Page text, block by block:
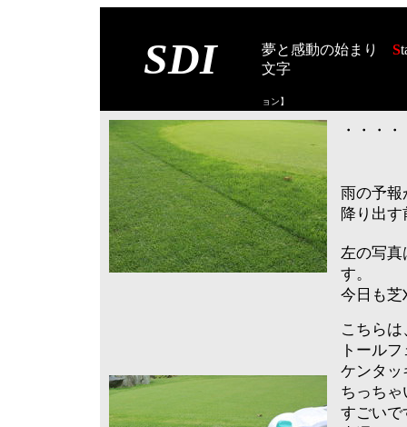
SDI 夢と感動の始まり S
文字
ョン】
・・・
雨の予報
降り出
左の写真
す。
今日も芝
こちら
トール
ケンタッ
ちっち
すごいで